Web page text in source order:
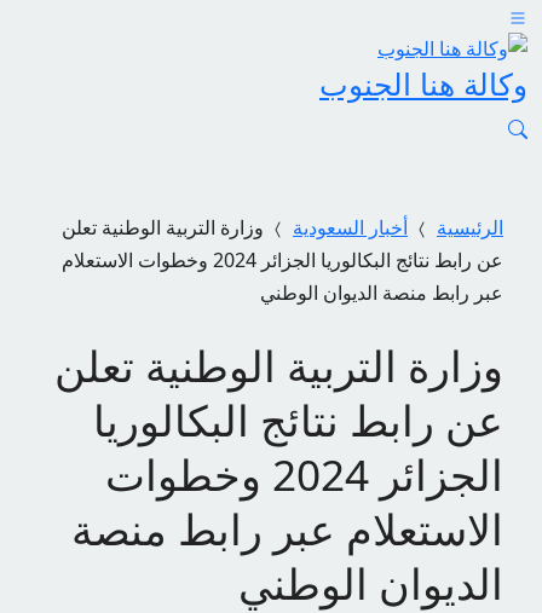
وكالة هنا الجنوب
الرئيسية أخبار السعودية
وزارة التربية الوطنية تعلن
عن رابط نتائج البكالوريا الجزائر 2024 وخطوات الاستعلام
عبر رابط منصة الديوان الوطني
وزارة التربية الوطنية تعلن
عن رابط نتائج البكالوريا
الجزائر 2024 وخطوات
الاستعلام عبر رابط منصة
الديوان الوطني